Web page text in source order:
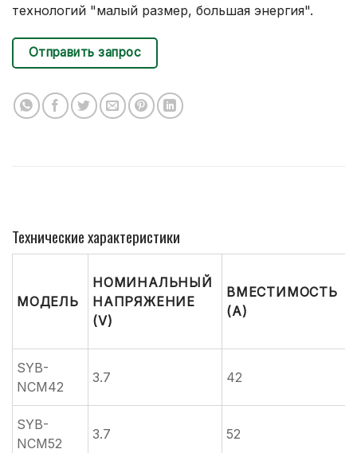
технологий "малый размер, большая энергия".
Отправить запрос
Технические характеристики
МОДЕЛЬ
НОМИНАЛЬНЫЙ
НАПРЯЖЕНИЕ
(V)
ВМЕСТИМОСТЬ
(А)
SYB-
NCM42
3.7 42
SYB-
NCM52
3.7 52